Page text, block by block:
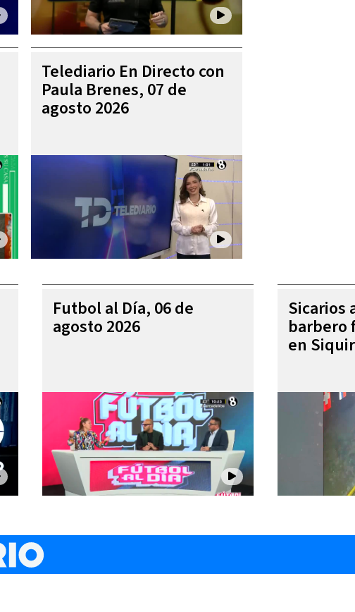
Telediario En Directo con
Paula Brenes, 07 de
agosto 2026
Futbol al Día, 06 de
agosto 2026
Sicarios
barbero
en